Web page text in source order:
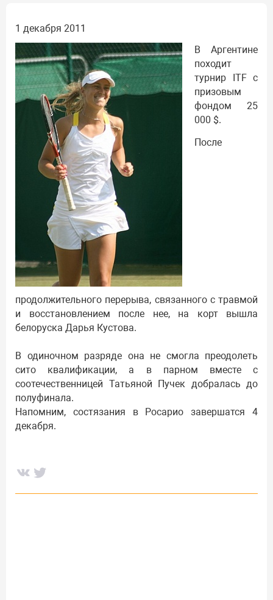
1 декабря 2011
В Аргентине
походит
турнир ITF с
призовым
фондом 25
000 $.
После
продолжительного перерыва, связанного с травмой
и восстановлением после нее, на корт вышла
белоруска Дарья Кустова.
В одиночном разряде она не смогла преодолеть
сито квалификации, а в парном вместе с
соотечественницей Татьяной Пучек добралась до
полуфинала.
Напомним, состязания в Росарио завершатся 4
декабря.